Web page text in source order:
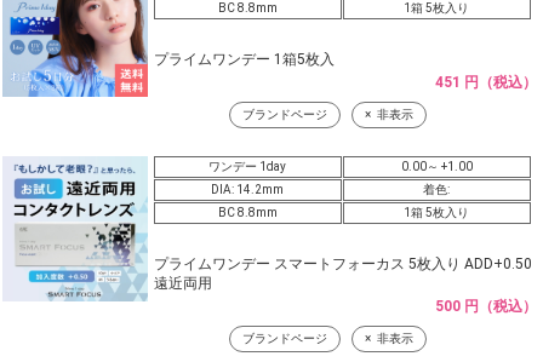
BC 8.8mm
1箱 5枚入り
プライムワンデー 1箱5枚入
451 円（税込）
ブランドページ 非表示
ワンデー 1day
0.00～ +1.00
DIA: 14.2mm
着色:
BC 8.8mm
1箱 5枚入り
プライムワンデー スマートフォーカス 5枚入り ADD+0.50
遠近両用
500 円（税込）
ブランドページ 非表示